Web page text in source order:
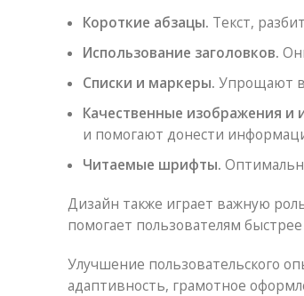
Короткие абзацы. Текст,
Использование заголовков.
Списки и маркеры. Упрощают
Качественные изображения и
и помогают донести
Читаемые шрифты.
Дизайн также играет важную
помогает пользователям
Улучшение пользовательского
адаптивность, грамотное